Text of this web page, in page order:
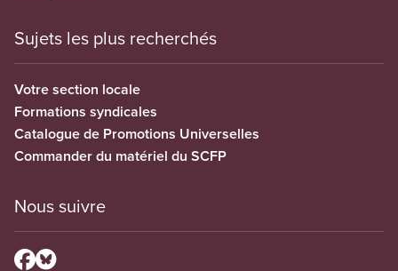
Sujets les plus recherchés
Votre section locale
Formations syndicales
Catalogue de Promotions Universelles
Commander du matériel du SCFP
Nous suivre